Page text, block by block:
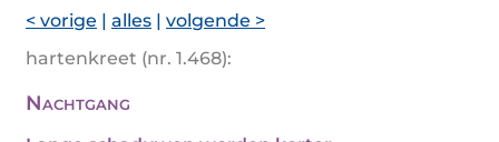
< vorige | alles | volgende >
hartenkreet (nr. 1.468):
Nachtgang